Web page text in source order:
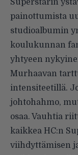
Superstarin
painottumista
studioalbumin
koulukunnan
yhtyeen
Murhaavan
intensiteetillä.
johtohahmo,
osaa. Vauhtia
kaikkea HC:n
viihdyttämisen